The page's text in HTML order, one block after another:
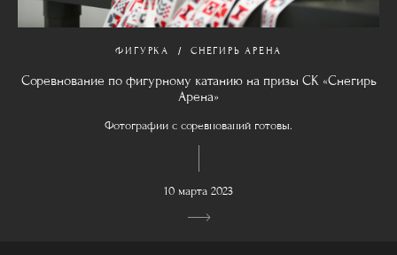
ФИГУРКА СНЕГИРЬ АРЕНА
Соревнование по фигурному катанию на призы СК «Снегирь
Арена»
Фотографии с соревнований готовы.
10 марта 2023